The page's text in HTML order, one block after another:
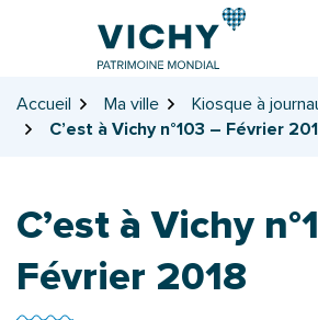
pageAccueil Ma ville
Kiosque à
C’est à Vichy n°103 – Février
C’est à Vichy
Février 2018